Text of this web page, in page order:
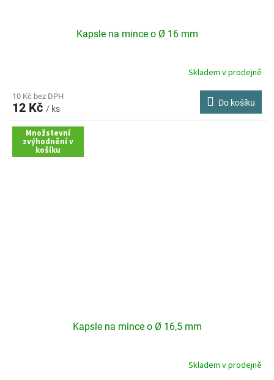
Kapsle na mince o Ø 16 mm
Skladem v prodejně
10 Kč bez DPH
12 Kč / ks
Do košíku
Množstevní
zvýhodnění v
košíku
Kapsle na mince o Ø 16,5 mm
Skladem v prodejně